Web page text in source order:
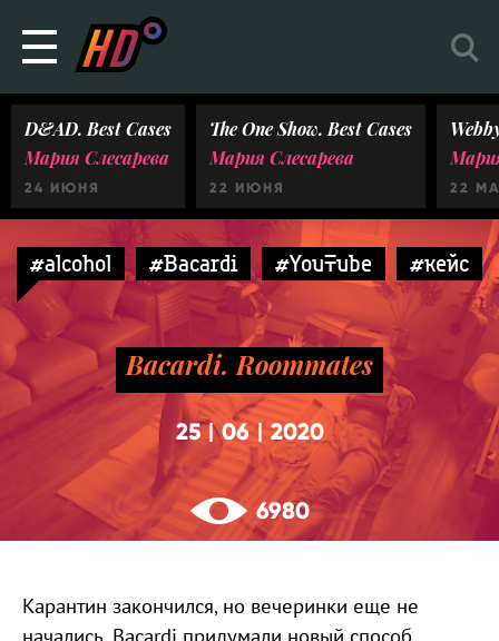
D&AD. Best Cases
Мария Слесарева
24 ИЮНЯ
The One Show. Best Cases
Мария Слесарева
22 ИЮНЯ 22
#alcohol #Bacardi #YouTube #кейс
Bacardi. Roommates
25|06|2020
6980
Карантин закончился, но вечеринки еще не
начались. Bacardi придумали новый способ